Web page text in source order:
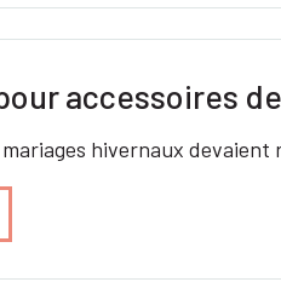
accessoires
hivernaux